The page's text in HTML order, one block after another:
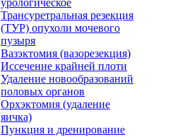
урологическое
Трансуретральная резекция
(ТУР) опухоли мочевого
пузыря
Вазэктомия (вазорезекция)
Иссечение крайней плоти
Удаление новообразований
половых органов
Орхэктомия (удаление
яичка)
Пункция и дренирование